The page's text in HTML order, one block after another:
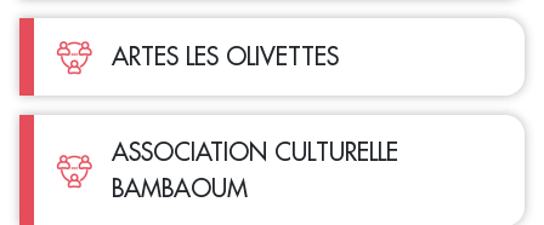
ARTES LES OLIVETTES
ASSOCIATION CULTURELLE
BAMBAOUM